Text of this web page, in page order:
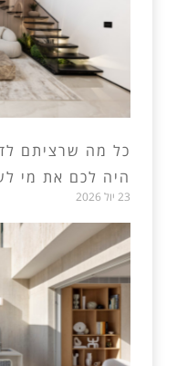
כל מה שרציתם
היה לכם את מי
23 יול 2026